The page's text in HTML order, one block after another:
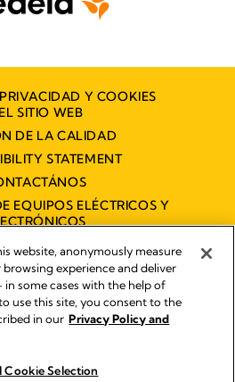
Y COOKIES
SITIO WEB
DE LA CALIDAD
STATEMENT
EQUIPOS ELÉCTRICOS Y
DE ACCESIBILIDAD
Imprint
Legal Notice
website, anonymously measure
experience and deliver
some cases with the help of
use this site, you consent to the
in our Privacy Policy and
Cookie Selection